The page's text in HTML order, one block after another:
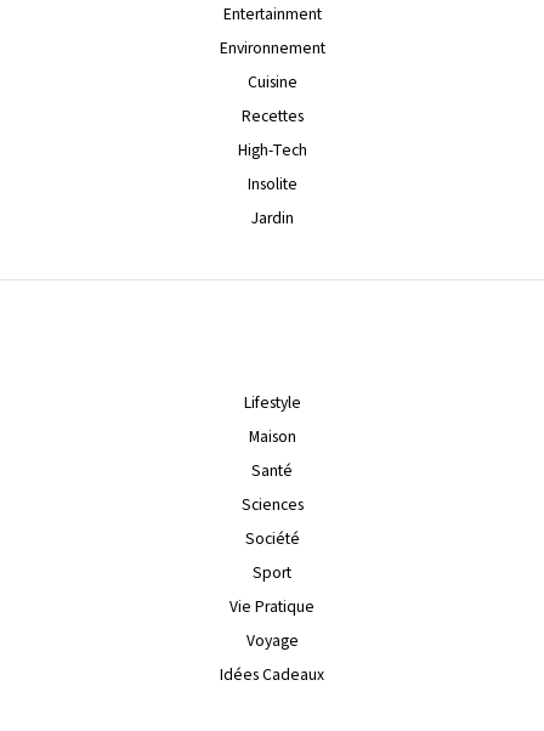
Entertainment
Environnement
Cuisine
Recettes
High-Tech
Insolite
Jardin
Lifestyle
Maison
Santé
Sciences
Société
Sport
Vie Pratique
Voyage
Idées Cadeaux